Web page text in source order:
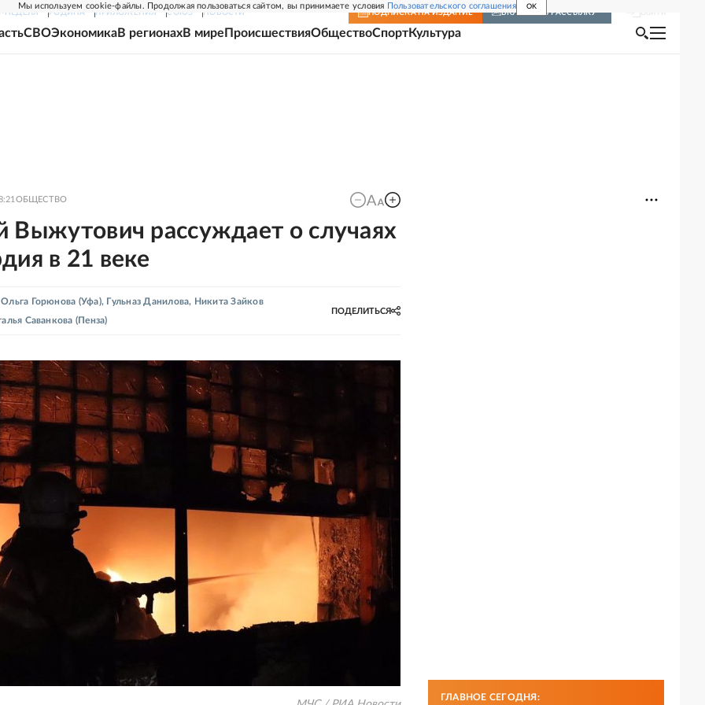
Мы используем cookie-файлы. Продолжая пользоваться сайтом, вы принимаете условия Пользовательского соглашения OK
НЕДЕЛЯ РОДИНА ПРИЛОЖЕНИЯ СОЮЗ НОВОСТИ ПОДПИСКА НА ИЗДАНИЕ ВКЛЮЧИТЬ РАССЫЛКУ
СВОЭкономикаВ регионахВ мире ПроисшествияОбществоСпортКультура
ОБЩЕСТВО
Выжутович рассуждает о случаях
в 21 веке
Ольга Горюнова (Уфа), Гульназ Данилова, Никита Зайков
Саванкова (Пенза)
ПОДЕЛИТЬСЯ
ГЛАВНОЕ СЕГОДНЯ: